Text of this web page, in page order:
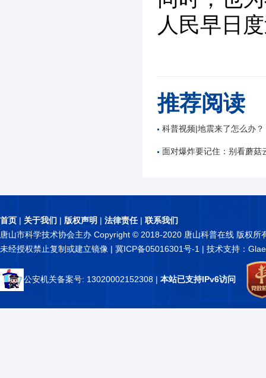
人民早日
推荐阅读
科普视频|地震来了怎么办？
面对爆炸要记住：别看蘑菇
首页 | 关于我们 | 版权声明 | 法律责任| 联系我们
唐山市科学技术协会主办 Copyright © 2018-2020 唐山科普在线 版权所
未经授权禁止复制或建立镜像 | 冀ICP备05016301号-1 | 技术支持：
公安机关备案号: 13020002152308 | 本站已支持IPv6访问